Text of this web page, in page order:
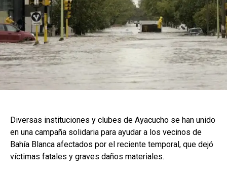
Diversas instituciones y clubes de Ayacucho se han unido
en una campaña solidaria para ayudar a los vecinos de
Bahía Blanca afectados por el reciente temporal, que dejó
víctimas fatales y graves daños materiales.